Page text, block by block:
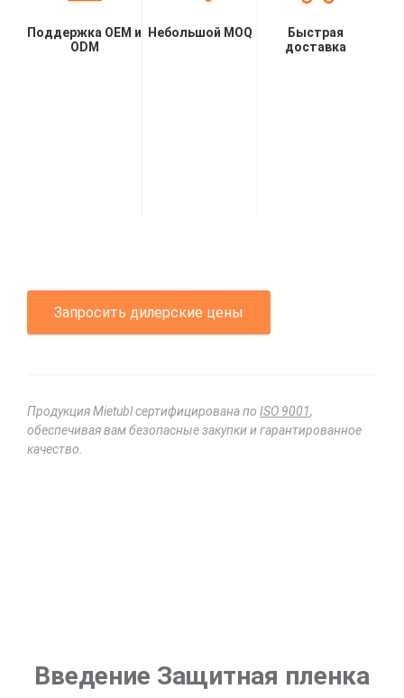
Поддержка OEM и
ODM
Небольшой MOQ
Быстрая
доставка
Запросить дилерские цены
Продукция Mietubl сертифицирована по ISO 9001,
обеспечивая вам безопасные закупки и гарантированное
качество.
Введение Защитная пленка